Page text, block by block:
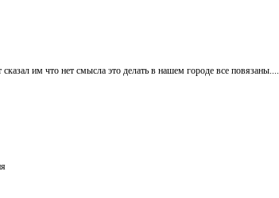
им что нет смысла это делать в нашем городе все повязаны....